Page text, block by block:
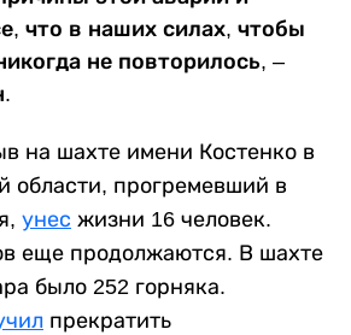
что в наших силах, чтобы
не повторилось, –
на шахте имени Костенко в
области, прогремевший в
унес жизни 16 человек.
еще продолжаются. В шахте
было 252 горняка.
прекратить